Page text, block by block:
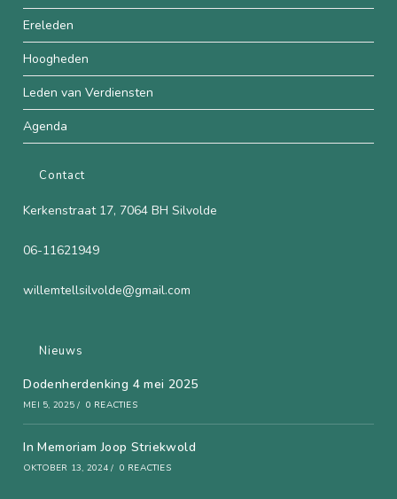
Ereleden
Hoogheden
Leden van Verdiensten
Agenda
Contact
Kerkenstraat 17, 7064 BH Silvolde
06-11621949
willemtellsilvolde@gmail.com
Nieuws
Dodenherdenking 4 mei 2025
MEI 5, 2025 / 0 REACTIES
In Memoriam Joop Striekwold
OKTOBER 13, 2024 / 0 REACTIES